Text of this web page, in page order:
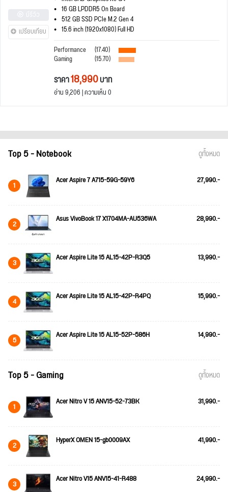
เปรียบเทียบ
16 GB LPDDR5 On Board
512 GB SSD PCIe M.2 Gen 4
15.6 inch (1920x1080) Full HD
Performance
(17.40)
Gaming (15.70)
ราคา18,990บาท
อ่าน 9,206 | ความเห็น 0
Top 5 - Notebook ดูทั้งหมด
1 Acer Aspire 7 A715-59G-59Y6 27,990.-
2 Asus VivoBook 17 X1704MA-AU536WA 28,990.-
3 Acer Aspire Lite 15 AL15-42P-R3Q5 13,990.-
4 Acer Aspire Lite 15 AL15-42P-R4PQ 15,990.-
5 Acer Aspire Lite 15 AL15-52P-586H 14,990.-
Top 5 - Gaming ดูทั้งหมด
1 Acer Nitro V 15 ANV15-52-73BK 31,990.-
2 HyperX OMEN 15-gb0009AX 41,990.-
3 Acer Nitro V15 ANV15-41-R488 24,990.-